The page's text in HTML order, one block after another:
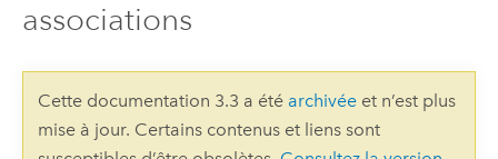
associations
Cette documentation 3.3 a été archivéeet n’est plus
mise à jour. Certains contenus et liens sont